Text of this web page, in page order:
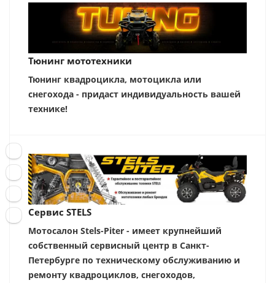
Тюнинг мототехники
Тюнинг квадроцикла, мотоцикла или
снегохода - придаст индивидуальность вашей
технике!
Сервис STELS
Мотосалон Stels-Piter - имеет крупнейший
собственный сервисный центр в Санкт-
Петербурге по техническому обслуживанию и
ремонту квадроциклов, снегоходов,